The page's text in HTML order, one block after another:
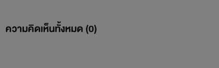
ความคิดเห็นทั้งหมด (0)